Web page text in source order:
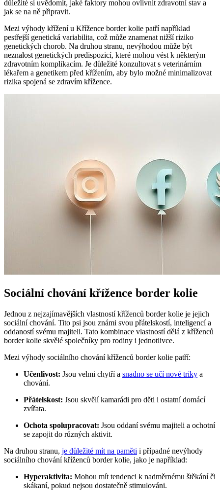
důležité si uvědomit, jaké faktory mohou ovlivnit zdravotní stav a
jak se na ně připravit.
Mezi výhody křížení u Křížence border kolie patří například
pestřejší genetická variabilita, což může znamenat nižší riziko
genetických chorob. Na druhou stranu, nevýhodou může být
neznalost genetických predispozicí, které mohou vést k některým
zdravotním komplikacím. Je důležité konzultovat s veterinárním
lékařem a genetikem před křížením, aby bylo možné minimalizovat
rizika spojená se zdravím křížence.
Sociální chování křížence border kolie
Jednou z nejzajímavějších vlastností kříženců border kolie je jejich
sociální chování. Tito psi jsou známi svou přátelskostí, inteligencí a
oddaností svému majiteli. Tato kombinace vlastností dělá z kříženců
border kolie skvělé společníky pro rodiny i jednotlivce.
Mezi výhody sociálního chování kříženců border kolie patří:
Učenlivost: Jsou velmi chytří a snadno se učí nové triky a
chování.
Přátelskost: Jsou skvělí kamarádi pro děti i ostatní domácí
zvířata.
Ochota spolupracovat: Jsou oddaní svému majiteli a ochotní
se zapojit do různých aktivit.
Na druhou stranu, je důležité mít na paměti i případné nevýhody
sociálního chování kříženců border kolie, jako je například:
Hyperaktivita: Mohou mít tendenci k nadměrnému štěkání či
skákaní, pokud nejsou dostatečně stimulováni.